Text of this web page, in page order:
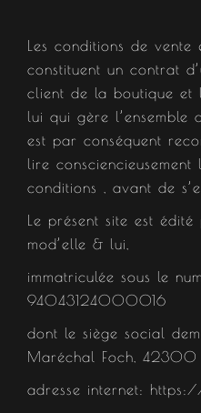
Les conditions de vente
constituent un contrat
client de la boutique et
lui qui gère l’ensemble
est par conséquent
lire consciencieusement
conditions , avant de
Le présent site est
mod’elle & lui,
immatriculée sous le
94043124000016
dont le siège social
Maréchal Foch, 42300
adresse internet: